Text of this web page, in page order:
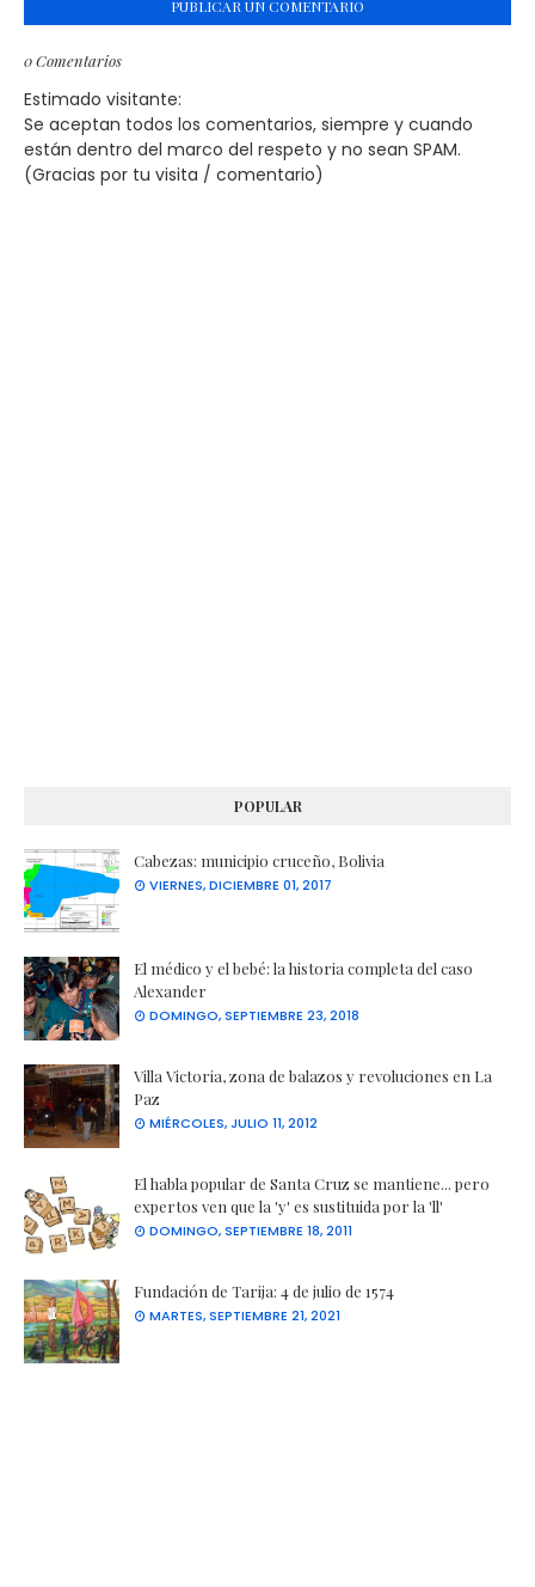
PUBLICAR UN COMENTARIO
0 Comentarios
Estimado visitante:
Se aceptan todos los comentarios, siempre y cuando
están dentro del marco del respeto y no sean SPAM.
(Gracias por tu visita / comentario)
POPULAR
Cabezas: municipio cruceño, Bolivia
VIERNES, DICIEMBRE 01, 2017
El médico y el bebé: la historia completa del caso
Alexander
DOMINGO, SEPTIEMBRE 23, 2018
Villa Victoria, zona de balazos y revoluciones en La
Paz
MIÉRCOLES, JULIO 11, 2012
El habla popular de Santa Cruz se mantiene... pero
expertos ven que la 'y' es sustituida por la 'll'
DOMINGO, SEPTIEMBRE 18, 2011
Fundación de Tarija: 4 de julio de 1574
MARTES, SEPTIEMBRE 21, 2021